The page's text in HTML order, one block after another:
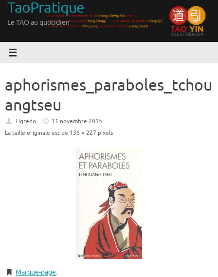
Passer
contenu
TaoPratique
Le TAO au quotidien
aphorismes_paraboles_tchou
angtseu
Tigredo
11 novembre 2015
La taille originale est de 136 × 227 pixels
Marque-page.